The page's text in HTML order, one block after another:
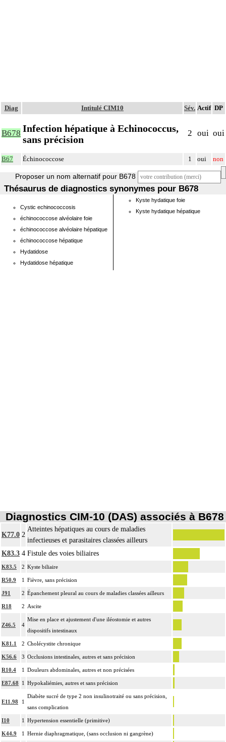
Diag Intitulé CIM10 Sév. Actif DP
B678 Infection hépatique à Echinococcus,
sans précision
2 oui oui
B67 Échinococcose 1 oui non
Proposer un nom alternatif pour B678
Thésaurus de diagnostics synonymes pour B678
Cystic echinococcosis
échinococcose alvéolaire foie
échinococcose alvéolaire hépatique
échinococcose hépatique
Hydatidose
Hydatidose hépatique
Kyste hydatique foie
Kyste hydatique hépatique
Diagnostics CIM-10 (DAS) associés à B678
K77.0 2
Atteintes hépatiques au cours de maladies
infectieuses et parasitaires classées ailleurs
K83.3 4 Fistule des voies biliaires
K83.5 2 Kyste biliaire
R50.9 1 Fièvre, sans précision
J91 2 Épanchement pleural au cours de maladies classées ailleurs
R18 2 Ascite
Z46.5 4
Mise en place et ajustement d'une iléostomie et autres
dispositifs intestinaux
K81.1 2 Cholécystite chronique
K56.6 3 Occlusions intestinales, autres et sans précision
R10.4 1 Douleurs abdominales, autres et non précisées
E87.68 1 Hypokaliémies, autres et sans précision
E11.98 1
Diabète sucré de type 2 non insulinotraité ou sans précision,
sans complication
I10 1 Hypertension essentielle (primitive)
K44.9 1 Hernie diaphragmatique, (sans occlusion ni gangrène)